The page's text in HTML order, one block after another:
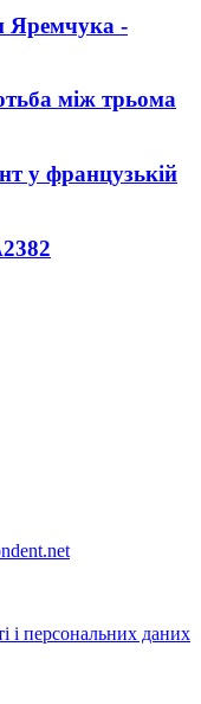
Яремчука -
між трьома
у французькій
2382
і персональних даних